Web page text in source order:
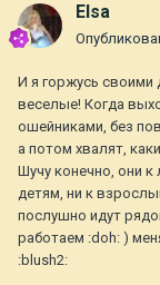
Elsa
И я горжусь
веселые! Когда
ошейниками, без
а потом хвалят,
Шучу конечно, они
детям, ни к
послушно идут
работаем :doh: )
:blush2: